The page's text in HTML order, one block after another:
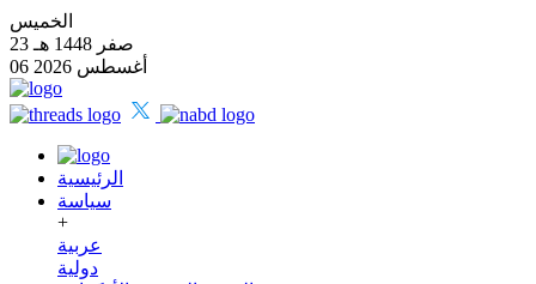
الخميس
23 صفر 1448 هـ
06 أغسطس 2026
الرئيسية
سياسة
+
عربية
دولية